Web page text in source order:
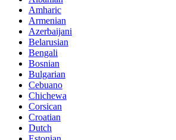
Amharic
Armenian
Azerbaijani
Belarusian
Bengali
Bosnian
Bulgarian
Cebuano
Chichewa
Corsican
Croatian
Dutch